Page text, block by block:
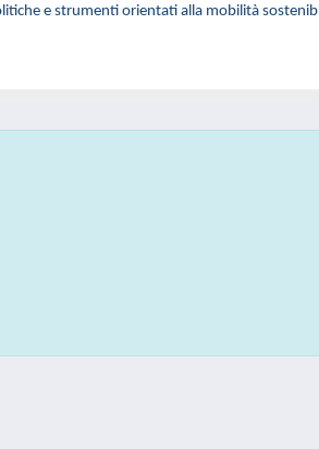
e strumenti orientati alla mobilità